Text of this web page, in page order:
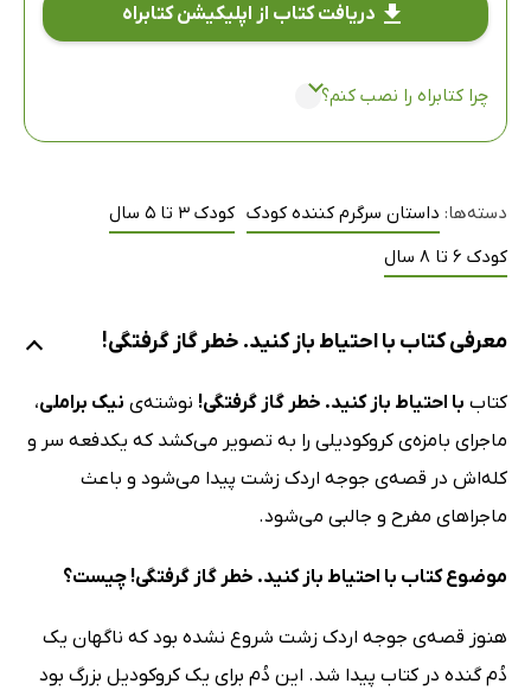
دریافت کتاب از اپلیکیشن کتابراه
چرا کتابراه را نصب کنم؟
دسته‌ها: داستان سرگرم کننده کودک کودک 3 تا 5 سال
کودک 6 تا 8 سال
معرفی کتاب با احتیاط باز کنید. خطر گاز گرفتگی!
کتاب با احتیاط باز کنید. خطر گاز گرفتگی! نوشته‌ی نیک براملی،
ماجرای بامزه‌ی کروکودیلی را به تصویر می‌کشد که یکدفعه سر و
کله‌اش در قصه‌ی جوجه اردک زشت پیدا می‌شود و باعث
ماجراهای مفرح و جالبی می‌شود.
موضوع کتاب با احتیاط باز کنید. خطر گاز گرفتگی! چیست؟
هنوز قصه‌ی جوجه اردک زشت شروع نشده بود که ناگهان یک
دُم گنده در کتاب پیدا شد. این دُم برای یک کروکودیل بزرگ بود